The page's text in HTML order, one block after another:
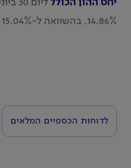
יחס ההון הכולל
14.86%, בהשוואה ל-15.04% ב-30 ביוני 2024.
לדוחות הכספיים המלאים